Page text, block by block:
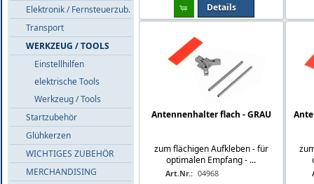
Elektronik / Fernsteuerzub.
Transport
WERKZEUG / TOOLS
Einstellhilfen
elektrische Tools
Werkzeug / Tools
Startzubehör
Glühkerzen
WICHTIGES ZUBEHÖR
MERCHANDISING
Details
Antennenhalter flach - GRAU
zum flächigen Aufkleben - für
optimalen Empfang - ...
Art.Nr.: 04968